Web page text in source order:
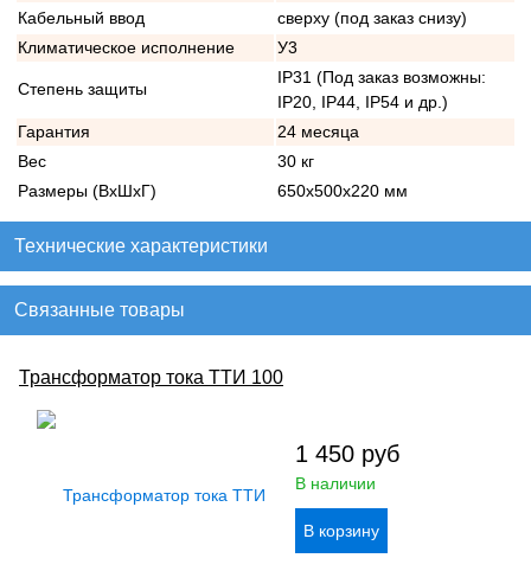
Кабельный ввод
сверху (под заказ снизу)
Климатическое исполнение
У3
Степень защиты
IP31 (Под заказ возможны:
IP20, IP44, IP54 и др.)
Гарантия
24 месяца
Вес
30 кг
Размеры (ВхШхГ)
650х500х220 мм
Технические характеристики
Связанные товары
Трансформатор тока ТТИ 100
1 450 руб
В наличии